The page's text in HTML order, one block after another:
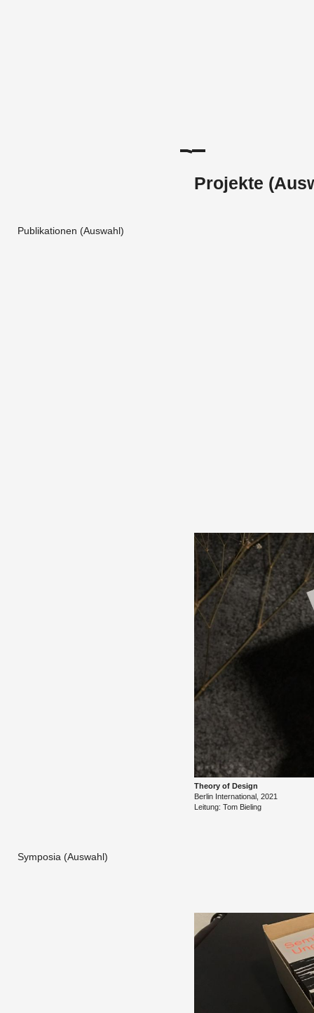
Publikationen (Auswahl)
Symposia (Auswahl)
Projekte
Theo­ry of De­sign
Ber­lin In­ter­na­tio­nal, 2021
​Lei­tung: Tom Bie­ling